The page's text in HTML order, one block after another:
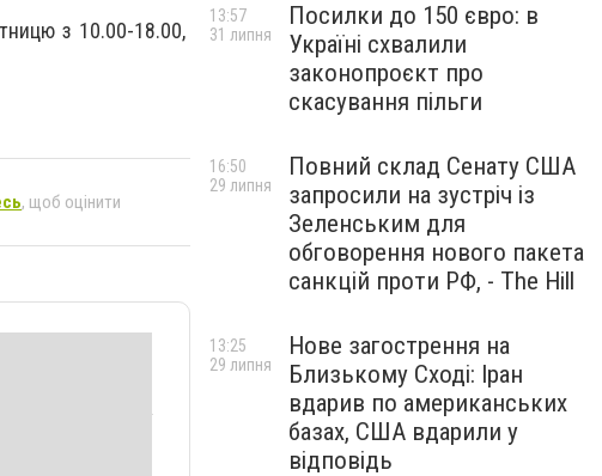
з 10.00-18.00,
, щоб оцінити
Посилки до 150 євро: в
Україні схвалили
законопроєкт про
скасування пільги
13:57
31 липня
Повний склад Сенату США
запросили на зустріч із
Зеленським для
обговорення нового пакета
санкцій проти РФ, - The Hill
16:50
29 липня
Нове загострення на
Близькому Сході: Іран
вдарив по американських
базах, США вдарили у
відповідь
13:25
29 липня